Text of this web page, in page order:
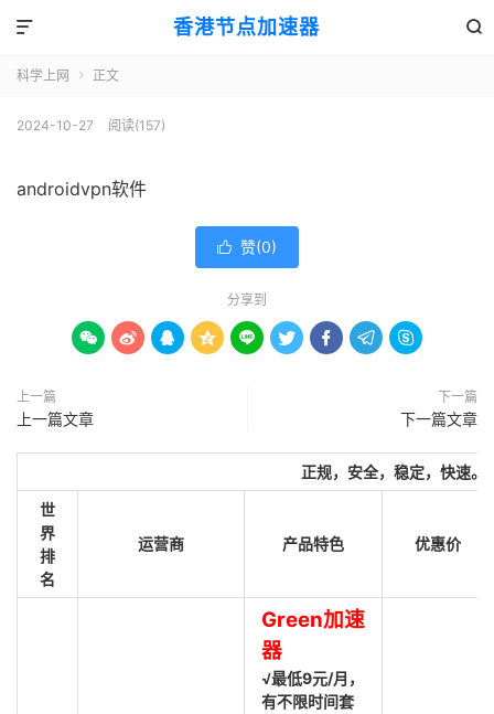
香港节点加速器 

科学上网  正文
2024-10-27 阅读(157)
androidvpn软件
 赞(0)
分享到
        
上一篇
上一篇文章
下一篇
下一篇文章
正规，安全，稳定，快速。
世
界
排
名
运营商 产品特色 优惠价
Green加速
器
√最低9元/月，
有不限时间套